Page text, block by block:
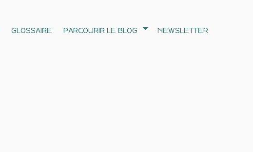
GLOSSAIRE PARCOURIR LE BLOG NEWSLETTER